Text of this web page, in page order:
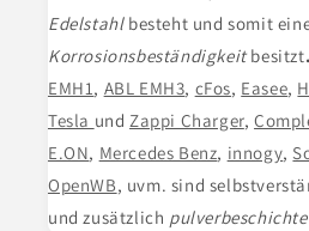
Edelstahlbesteht und somit
Korrosionsbeständigkeitbesitzt.
EMH1, ABL EMH3, cFos, Easee,
Tesla undZappi Charger,
E.ON, Mercedes Benz, innogy,
OpenWB, uvm. sind
und zusätzlich